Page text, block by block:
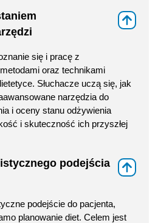
się i pracę z
oraz technikami
Słuchacze uczą się, jak
narzędzia do
i oceny stanu odżywienia
i skuteczność ich przyszłej
podejścia
podejście do pacjenta,
planowanie diet. Celem jest